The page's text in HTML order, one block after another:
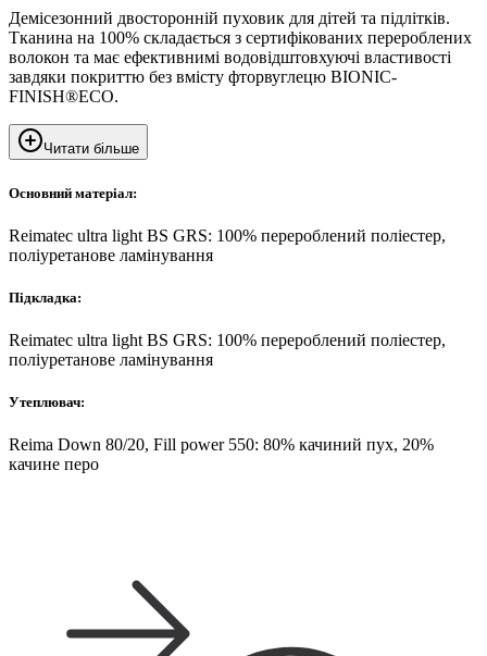
Демісезонний двосторонній пуховик для дітей та підлітків.
Тканина на 100% складається з сертифікованих перероблених
волокон та має ефективнимі водовідштовхуючі властивості
завдяки покриттю без вмісту фторвуглецю BIONIC-
FINISH®ECO.
Читати більше
Основний матеріал:
Reimatec ultra light BS GRS: 100% перероблений поліестер,
поліуретанове ламінування
Підкладка:
Reimatec ultra light BS GRS: 100% перероблений поліестер,
поліуретанове ламінування
Утеплювач:
Reima Down 80/20, Fill power 550: 80% качиний пух, 20%
качине перо